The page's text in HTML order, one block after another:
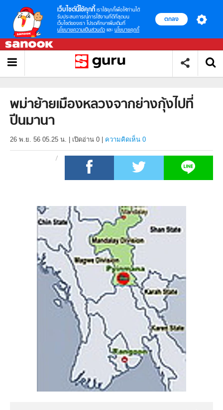
เว็บไซต์นี้ใช้คุกกี้ เราใช้คุกกี้เพื่อให้ท่านได้
รับประสบการณ์การใช้งานที่ดีที่สุดบน
เว็บไซต์ของเรา โปรดศึกษาเพิ่มเติมที่
นโยบายความเป็นส่วนตัว และ นโยบายคุกกี้
ตกลง
พม่าย้ายเมืองหลวงจากย่างกุ้งไปที่
ปีนมานา
26 พ.ย. 56 05.25 น. เปิดอ่าน 0 ความคิดเห็น 0